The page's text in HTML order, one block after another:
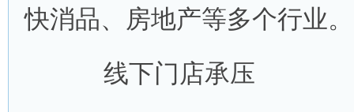
快消品、房地产等多个行业。
线下门店承压